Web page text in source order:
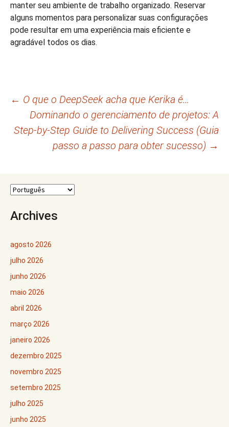
manter seu ambiente de trabalho organizado. Reservar
alguns momentos para personalizar suas configurações
pode resultar em uma experiência mais eficiente e
agradável todos os dias.
Navegação
de
← O que o DeepSeek acha que Kerika é…
Dominando o gerenciamento de projetos: A
Step-by-Step Guide to Delivering Success (Guia
passo a passo para obter sucesso) →
Archives
agosto 2026
julho 2026
junho 2026
maio 2026
abril 2026
março 2026
janeiro 2026
dezembro 2025
novembro 2025
setembro 2025
julho 2025
junho 2025